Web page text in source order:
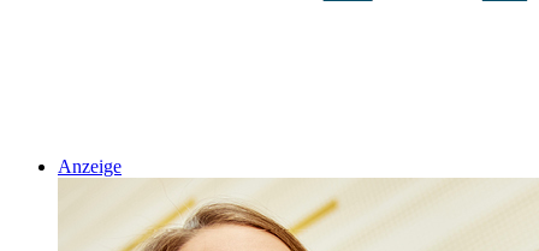
Anzeige